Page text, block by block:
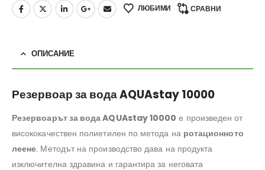
ЛЮБИМИ СРАВНИ
ОПИСАНИЕ
Резервоар за вода AQUAstay 10000
Резервоарът за вода AQUAstay 10000 е произведен от
висококачествен полиетилен по метода на ротационното
леене. Методът на производство дава на продукта
изключителна здравина и гарантира за неговата